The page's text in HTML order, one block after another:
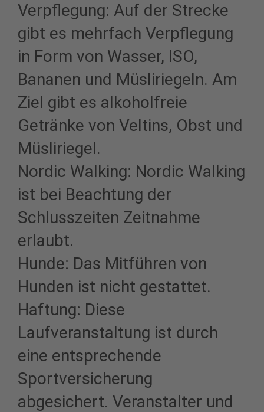
Verpflegung: Auf der Strecke
gibt es mehrfach Verpflegung
in Form von Wasser, ISO,
Bananen und Müsliriegeln. Am
Ziel gibt es alkoholfreie
Getränke von Veltins, Obst und
Müsliriegel.
Nordic Walking: Nordic Walking
ist bei Beachtung der
Schlusszeiten Zeitnahme
erlaubt.
Hunde: Das Mitführen von
Hunden ist nicht gestattet.
Haftung: Diese
Laufveranstaltung ist durch
eine entsprechende
Sportversicherung
abgesichert. Veranstalter und